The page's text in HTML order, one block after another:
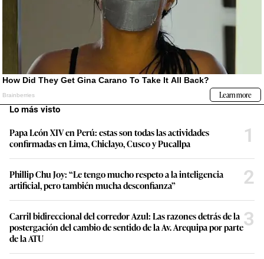
Lo más visto
Papa León XIV en Perú: estas son todas las actividades
confirmadas en Lima, Chiclayo, Cusco y Pucallpa
1
Phillip Chu Joy: “Le tengo mucho respeto a la inteligencia
artificial, pero también mucha desconfianza”
2
Carril bidireccional del corredor Azul: Las razones detrás de la
postergación del cambio de sentido de la Av. Arequipa por parte
de la ATU
3